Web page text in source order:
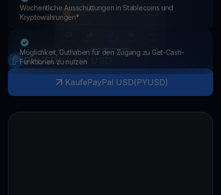
Wöchentliche Ausschüttungen in Stablecoins und
Kryptowährungen*
Möglichkeit, Guthaben für den Zugang zu Get-Cash-
Funktionen zu nutzen
PYUSDPayPal USD
KaufePayPal USD(PYUSD)